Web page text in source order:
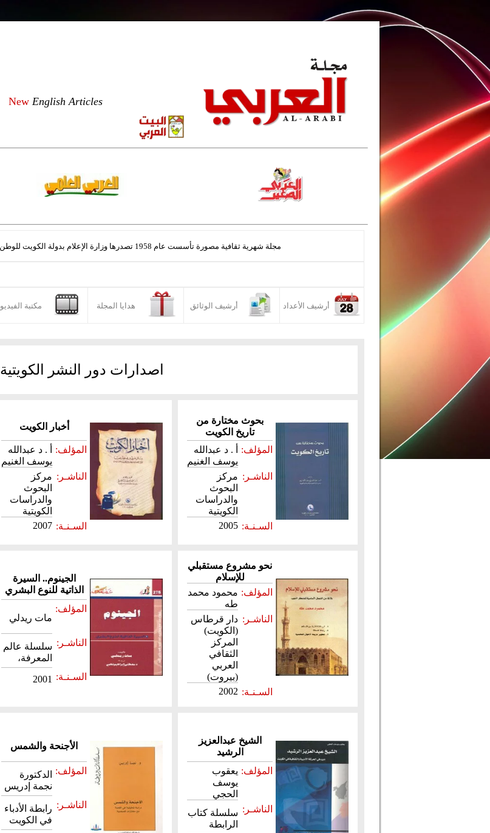
New English Articles
مجلة شهرية ثقافية مصورة تأسست عام 1958 تصدرها وزارة الإعلام بدولة الكويت للوطن العربي ولكل قارئ للعربية في العالم
مكتبة الفيديو هدايا المجلة أرشيف الوثائق أرشيف الأعداد
اصدارات دور النشر الكويتية
بحوث مختارة من
تاريخ الكويت
المؤلف:
أ . د عبدالله
يوسف الغنيم
الناشـر: مركز
البحوث
والدراسات
الكويتية
السـنـة: 2005
أخبار الكويت
المؤلف:
أ . د عبدالله
يوسف الغنيم
الناشـر: مركز
البحوث
والدراسات
الكويتية
السـنـة: 2007
نحو مشروع مستقبلي
للإسلام
المؤلف: محمود محمد
طه
الناشـر: دار قرطاس
(الكويت)
المركز
الثقافي
العربي
(بيروت)
السـنـة: 2002
الجينوم.. السيرة
الذاتية للنوع البشري
المؤلف:
مات ريدلي
الناشـر: سلسلة عالم
المعرفة،
السـنـة: 2001
الشيخ عبدالعزيز
الرشيد
المؤلف: يعقوب
يوسف
الحجي
الناشـر: سلسلة كتاب
الرابطة
الأجنحة والشمس
المؤلف:
الدكتورة
نجمة إدريس
الناشـر: رابطة الأدباء
في الكويت